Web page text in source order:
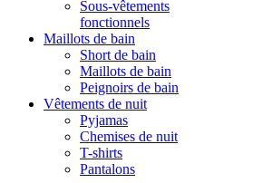
Sous-vêtements
fonctionnels
Maillots de bain
Short de bain
Maillots de bain
Peignoirs de bain
Vêtements de nuit
Pyjamas
Chemises de nuit
T-shirts
Pantalons